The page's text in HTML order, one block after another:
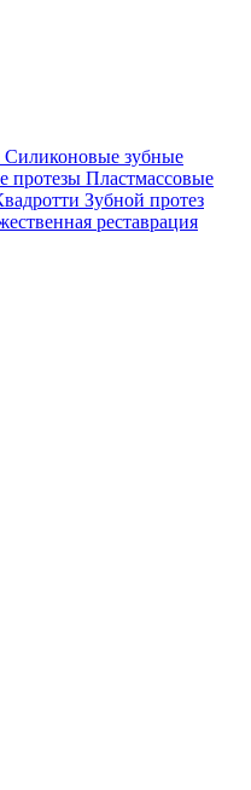
Силиконовые зубные
протезы Пластмассовые
Зубной протез
реставрация